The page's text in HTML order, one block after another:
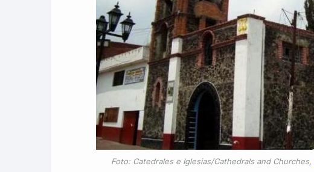
Foto: Catedrales e Iglesias/Cathedrals and Churches,